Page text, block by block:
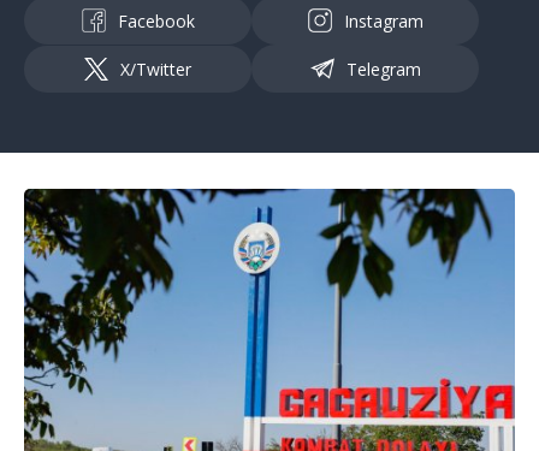
Facebook Instagram
X/Twitter Telegram